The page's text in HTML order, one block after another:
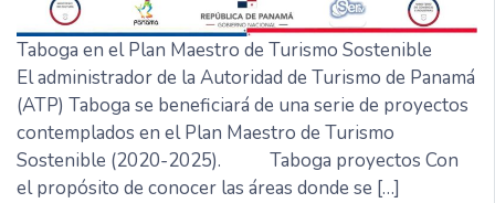
Taboga en el Plan Maestro de Turismo Sostenible
El administrador de la Autoridad de Turismo de Panamá
(ATP) Taboga se beneficiará de una serie de proyectos
contemplados en el Plan Maestro de Turismo
Sostenible (2020-2025). Taboga proyectos Con
el propósito de conocer las áreas donde se […]